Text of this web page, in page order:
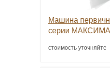
Машина
серии
стоимость уточняйте